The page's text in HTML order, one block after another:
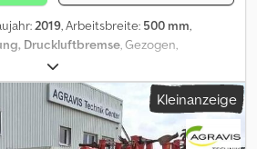
2019, Arbeitsbreite: 500 mm,
Druckluftbremse , Gezogen,
hydr.
DL Bremse,Einebnungsscheiben,
Dcodpfx Aezn D Nisa
Kleinanzeige